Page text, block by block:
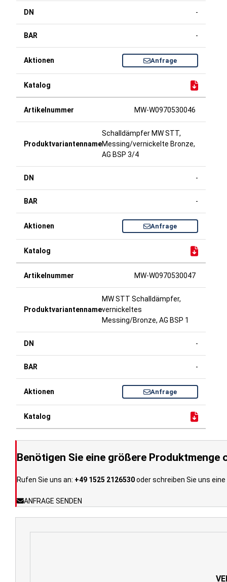
-
-
Anfrage
MW-W0970530046
Schalldämpfer MW STT,
Messing/vernickelte Bronze,
AG BSP 3/4
-
-
Anfrage
MW-W0970530047
MW STT Schalldämpfer,
vernickeltes
Messing/Bronze, AG BSP 1
-
-
Anfrage
Benötigen Sie eine größere Produktmenge
Rufen Sie uns an: +49 1525 2126530oder schreiben Sie uns eine
ANFRAGE SENDEN